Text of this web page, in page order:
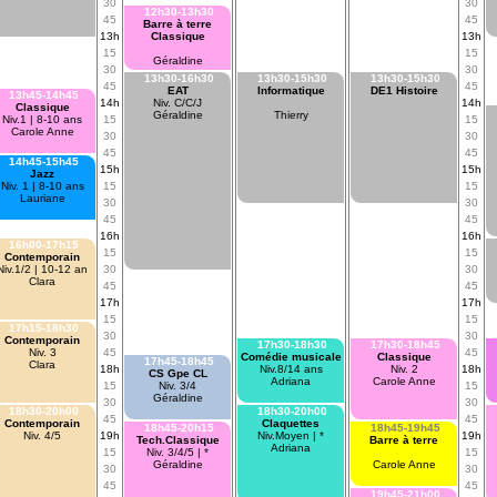
13h45-14h45
Classique
Niv.1 | 8-10 ans
Carole Anne
14h45-15h45
Jazz
Niv. 1 | 8-10 ans
Lauriane
16h00-17h15
Contemporain
2 | 10-12 an
Clara
17h15-18h30
Contemporain
Niv. 3
Clara
18h30-20h00
Contemporain
Niv. 4/5
30
45
13h
15
30
45
14h
15
30
45
15h
15
30
45
16h
15
30
45
17h
15
30
45
18h
15
30
45
19h
15
30
45
12h30-13h30
Barre à terre
Classique
Géraldine
13h30-16h30
EAT
Niv. C/C/J
Géraldine
17h45-18h45
CS Gpe CL
Niv. 3/4
Géraldine
18h45-20h15
Tech.Classique
Niv. 3/4/5 | *
Géraldine
13h30-15h30
Informatique
Thierry
17h30-18h30
Comédie musicale
Niv.8/14 ans
Adriana
18h30-20h00
Claquettes
Niv.Moyen | *
Adriana
13h30-15h30
DE1 Histoire
17h30-18h45
Classique
Niv. 2
Carole Anne
18h45-19h45
Barre à terre
Carole Anne
19h45-21h00
30
45
13h
15
30
45
14h
15
30
45
15h
15
30
45
16h
15
30
45
17h
15
30
45
18h
15
30
45
19h
15
30
45